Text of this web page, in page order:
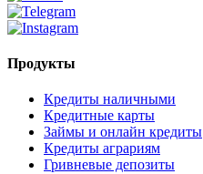
Продукты
Кредиты наличными
Кредитные карты
Займы и онлайн кредиты
Кредиты аграриям
Гривневые депозиты